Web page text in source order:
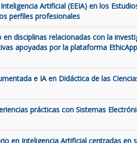
Artificial (EEIA) en los
perfiles profesionales
disciplinas relacionadas con la
apoyadas por la plataforma
e IA en Didáctica de las
prácticas con Sistemas
en Inteligencia Artificial centradas en